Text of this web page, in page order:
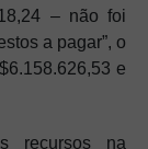
– não foi
a pagar”, o
e
recursos na